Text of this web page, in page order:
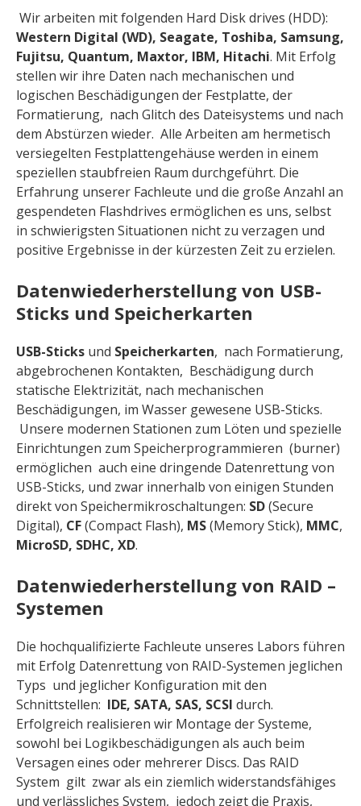
Wir arbeiten mit folgenden Hard Disk drives (HDD):
Western Digital (WD), Seagate, Toshiba, Samsung,
Fujitsu, Quantum, Maxtor, IBM, Hitachi. Mit Erfolg
stellen wir ihre Daten nach mechanischen und
logischen Beschädigungen der Festplatte, der
Formatierung, nach Glitch des Dateisystems und nach
dem Abstürzen wieder. Alle Arbeiten am hermetisch
versiegelten Festplattengehäuse werden in einem
speziellen staubfreien Raum durchgeführt. Die
Erfahrung unserer Fachleute und die große Anzahl an
gespendeten Flashdrives ermöglichen es uns, selbst
in schwierigsten Situationen nicht zu verzagen und
positive Ergebnisse in der kürzesten Zeit zu erzielen.
Datenwiederherstellung von USB-
Sticks und Speicherkarten
USB-Sticks und Speicherkarten, nach Formatierung,
abgebrochenen Kontakten, Beschädigung durch
statische Elektrizität, nach mеchanischen
Beschädigungen, im Wasser gewesene USB-Sticks.
Unsere modernen Stationen zum Löten und spezielle
Einrichtungen zum Speicherprogrammieren (burner)
ermöglichen auch eine dringende Datenrettung von
USB-Sticks, und zwar innerhalb von einigen Stunden
direkt von Speichermikroschaltungen: SD(Secure
Digital), CF(Compact Flash), MS(Memory Stick), MMC,
MicroSD, SDHC, ХD.
Datenwiederherstellung von RAID –
Systemen
Die hochqualifizierte Fachleute unseres Labors führen
mit Erfolg Datenrettung von RAID-Systemen jeglichen
Typs und jeglicher Konfiguration mit den
Schnittstellen: IDE, SATA, SAS, SCSI durch.
Erfolgreich realisieren wir Montage der Systeme,
sowohl bei Logikbeschädigungen als auch beim
Versagen eines oder mehrerer Discs. Das RAID
System gilt zwar als ein ziemlich widerstandsfähiges
und verlässliches System, jedoch zeigt die Praxis,